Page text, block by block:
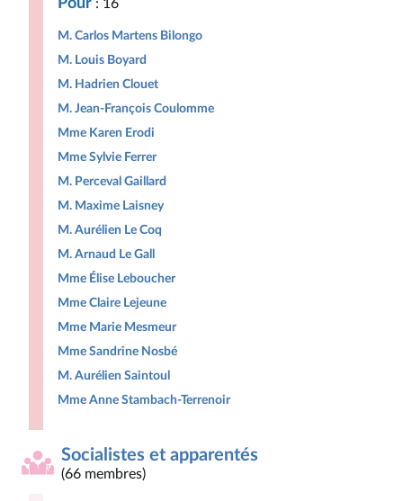
Pour : 16
M. Carlos Martens Bilongo
M. Louis Boyard
M. Hadrien Clouet
M. Jean-François Coulomme
Mme Karen Erodi
Mme Sylvie Ferrer
M. Perceval Gaillard
M. Maxime Laisney
M. Aurélien Le Coq
M. Arnaud Le Gall
Mme Élise Leboucher
Mme Claire Lejeune
Mme Marie Mesmeur
Mme Sandrine Nosbé
M. Aurélien Saintoul
Mme Anne Stambach-Terrenoir
Socialistes et apparentés
(66 membres)